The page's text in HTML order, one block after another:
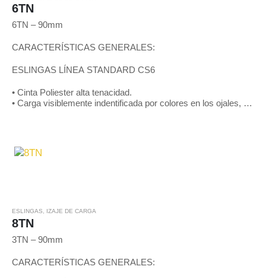
6TN
6TN – 90mm
CARACTERÍSTICAS GENERALES:
ESLINGAS LÍNEA STANDARD CS6
• Cinta Poliester alta tenacidad.
• Carga visiblemente indentificada por colores en los ojales, de
ESLINGAS IZAJE DE CARGA
8TN
3TN – 90mm
CARACTERÍSTICAS GENERALES: